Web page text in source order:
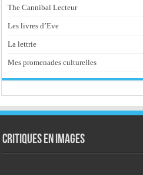
The Cannibal Lecteur
Les livres d’Eve
La lettrie
Mes promenades culturelles
Critiques en images